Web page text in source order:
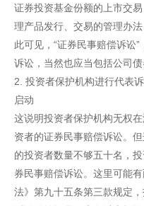
证券投资基金份额的上市交
理产品发行、交易的管理办
此可见，“证券民事赔偿诉讼
诉讼，当然也应当包括公司债
2. 投资者保护机构进行代表
启动
这说明投资者保护机构无权
资者的证券民事赔偿诉讼。
的投资者数量不够五十名，
券民事赔偿诉讼。这里可能
法》第九十五条第三款规定